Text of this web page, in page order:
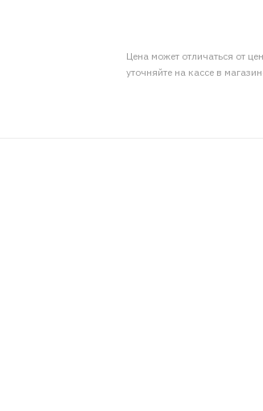
Цена может отличаться от
уточняйте на кассе в